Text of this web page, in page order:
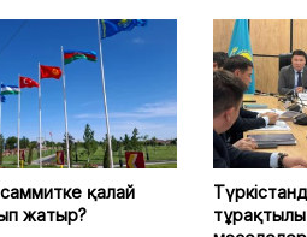
қалай
жатыр?